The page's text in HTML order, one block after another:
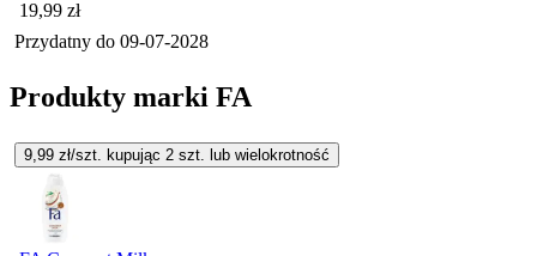
Cena
19,99 zł
Przydatny do 09-07-2028
Produkty marki FA
9,99 zł/szt. kupując 2 szt. lub wielokrotność